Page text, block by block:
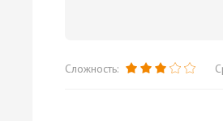
Сложность: